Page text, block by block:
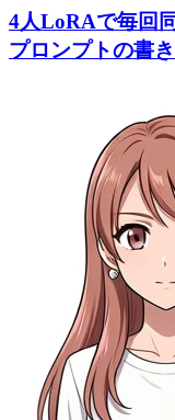
4人LoRAで毎回
プロンプトの書